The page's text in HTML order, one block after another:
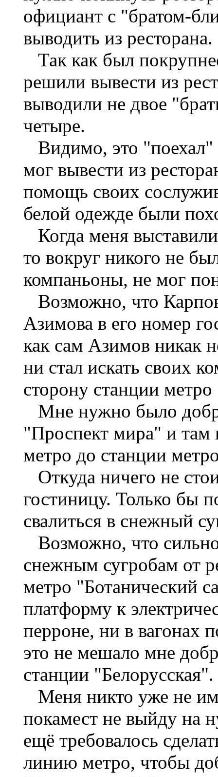
официант с "братом-
выводить из ресторана.
Так как был
решили вывести из
выводили не двое
четыре.
Видимо, это "поехал"
мог вывести из
помощь своих
белой одежде были
Когда меня
то вокруг никого не
компаньоны, не мог
Возможно, что
Азимова в его номер
как сам Азимов никак
ни стал искать своих
сторону станции
Мне нужно было
"Проспект мира" и там
метро до станции
Откуда ничего не
гостиницу. Только бы
свалиться в снежный
Возможно, что
снежным сугробам от
метро "Ботанический
платформу к
перроне, ни в вагонах
это не мешало мне
станции "Белорусская".
Меня никто уже не
покамест не выйду на
ещё требовалось
линию метро, чтобы